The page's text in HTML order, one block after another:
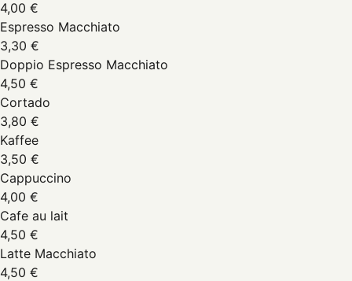
4,00 €
Espresso Macchiato
3,30 €
Doppio Espresso Macchiato
4,50 €
Cortado
3,80 €
Kaffee
3,50 €
Cappuccino
4,00 €
Cafe au lait
4,50 €
Latte Macchiato
4,50 €